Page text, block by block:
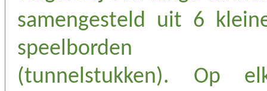
samengesteld uit 6
speelborden
(tunnelstukken). Op